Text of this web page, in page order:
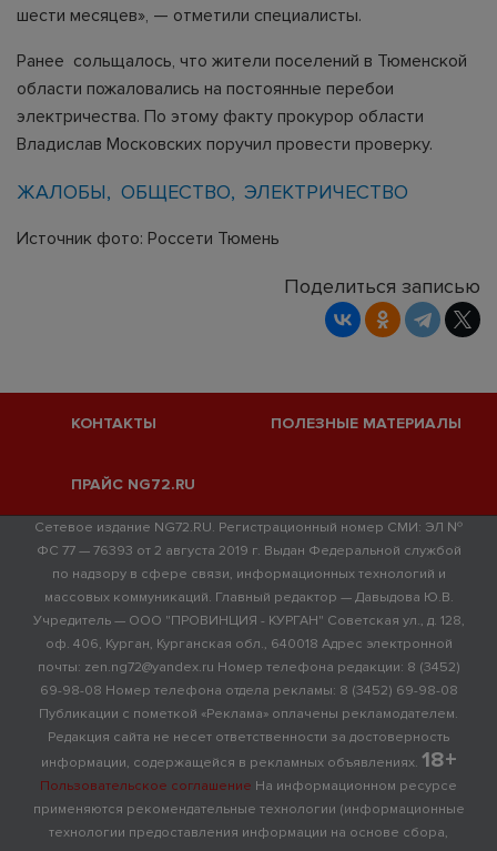
шести месяцев», — отметили специалисты.
Ранее сольщалось, что жители поселений в Тюменской
области пожаловались на постоянные перебои
электричества. По этому факту прокурор области
Владислав Московских поручил провести проверку.
ЖАЛОБЫ ОБЩЕСТВО ЭЛЕКТРИЧЕСТВО
Источник фото: Россети Тюмень
Поделиться записью
КОНТАКТЫ ПОЛЕЗНЫЕ МАТЕРИАЛЫ
ПРАЙС NG72.RU
Сетевое издание NG72.RU. Регистрационный номер СМИ: ЭЛ №
ФС 77 — 76393 от 2 августа 2019 г. Выдан Федеральной службой
по надзору в сфере связи, информационных технологий и
массовых коммуникаций. Главный редактор — Давыдова Ю.В.
Учредитель — ООО "ПРОВИНЦИЯ - КУРГАН" Советская ул., д. 128,
оф. 406, Курган, Курганская обл., 640018 Адрес электронной
почты: zen.ng72@yandex.ru Номер телефона редакции: 8 (3452)
69-98-08 Номер телефона отдела рекламы: 8 (3452) 69-98-08
Публикации с пометкой «Реклама» оплачены рекламодателем.
Редакция сайта не несет ответственности за достоверность
информации, содержащейся в рекламных объявлениях. 18+
Пользовательское соглашение На информационном ресурсе
применяются рекомендательные технологии (информационные
технологии предоставления информации на основе сбора,